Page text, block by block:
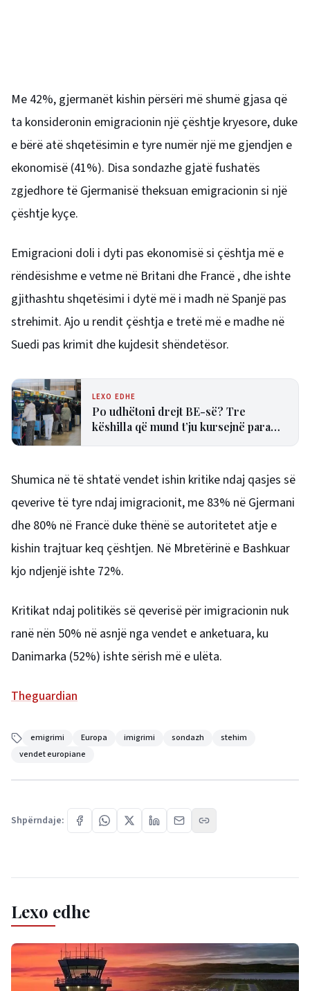
Me 42%, gjermanët kishin përsëri më shumë gjasa që
ta konsideronin emigracionin një çështje kryesore, duke
e bërë atë shqetësimin e tyre numër një me gjendjen e
ekonomisë (41%). Disa sondazhe gjatë fushatës
zgjedhore të Gjermanisë theksuan emigracionin si një
çështje kyçe.
Emigracioni doli i dyti pas ekonomisë si çështja më e
rëndësishme e vetme në Britani dhe Francë , dhe ishte
gjithashtu shqetësimi i dytë më i madh në Spanjë pas
strehimit. Ajo u rendit çështja e tretë më e madhe në
Suedi pas krimit dhe kujdesit shëndetësor.
LEXO EDHE
Po udhëtoni drejt BE-së? Tre
këshilla që mund t’ju kursejnë para
Shumica në të shtatë vendet ishin kritike ndaj qasjes së
qeverive të tyre ndaj imigracionit, me 83% në Gjermani
dhe 80% në Francë duke thënë se autoritetet atje e
kishin trajtuar keq çështjen. Në Mbretërinë e Bashkuar
kjo ndjenjë ishte 72%.
Kritikat ndaj politikës së qeverisë për imigracionin nuk
ranë nën 50% në asnjë nga vendet e anketuara, ku
Danimarka (52%) ishte sërish më e ulëta.
Theguardian
emigrimi Europa imigrimi sondazh
stehim
vendet europiane
Shpërndaje:
Lexo edhe